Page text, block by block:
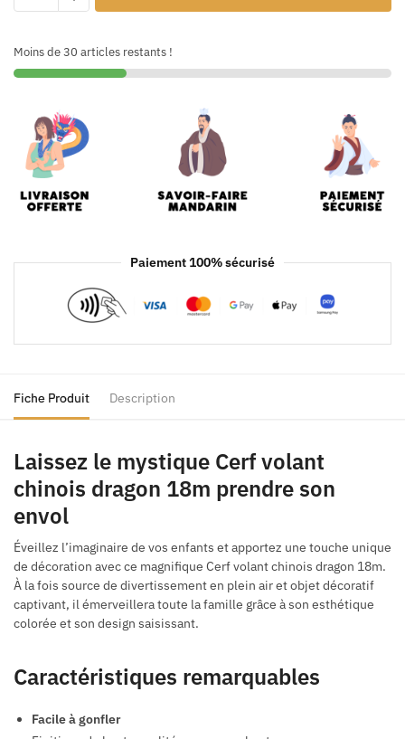
Moins de 30 articles restants !
Paiement 100% sécurisé
Fiche Produit Description
Laissez le mystique Cerf volant
chinois dragon 18m prendre son
envol
Éveillez l’imaginaire de vos enfants et apportez une touche unique
de décoration avec ce magnifique Cerf volant chinois dragon 18m.
À la fois source de divertissement en plein air et objet décoratif
captivant, il émerveillera toute la famille grâce à son esthétique
colorée et son design saisissant.
Caractéristiques remarquables
Facile à gonfler